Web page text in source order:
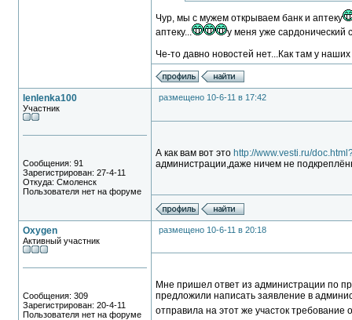
Чур, мы с мужем открываем банк и аптеку
аптеку...
у меня уже сардонический
Че-то давно новостей нет...Как там у
lenlenka100
Участник
Сообщения: 91
Зарегистрирован: 27-4-11
Откуда: Смоленск
Пользователя нет на форуме
размещено 10-6-11 в 17:42
А как вам вот это http://www.vesti.ru/
администрации,даже ничем не
Oxygen
Активный участник
Сообщения: 309
Зарегистрирован: 20-4-11
Пользователя нет на форуме
размещено 10-6-11 в 20:18
Мне пришел ответ из администрации по
предложили написать заявление в
отправила на этот же участок